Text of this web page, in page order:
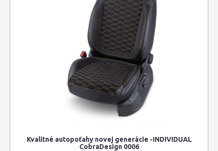
Kvalitné autopoťahy novej generácie -INDIVIDUAL
CobraDesign 0006